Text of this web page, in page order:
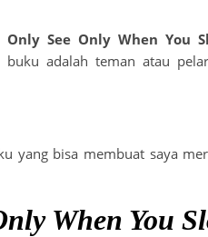
Only See Only When You
adalah teman atau
yang bisa membuat saya
When You